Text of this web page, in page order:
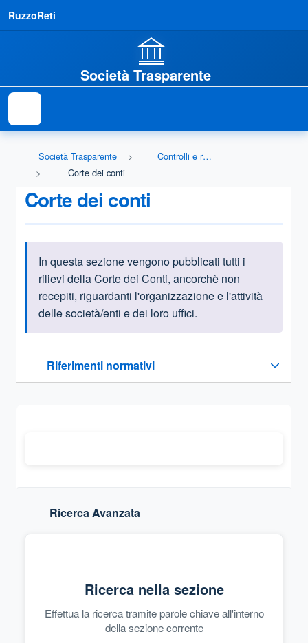
RuzzoReti
Società Trasparente
Società Trasparente
Controlli e rilievi sull'amministrazione
Corte dei conti
Corte dei conti
Informazioni introduttive
In questa sezione vengono pubblicati tutti i
rilievi della Corte dei Conti, ancorchè non
recepiti, riguardanti l'organizzazione e l'attività
delle società/enti e dei loro uffici.
Riferimenti normativi
Sezione compressa
Ricerca Avanzata
Ricerca nella sezione
Effettua la ricerca tramite parole chiave all'interno
della sezione corrente